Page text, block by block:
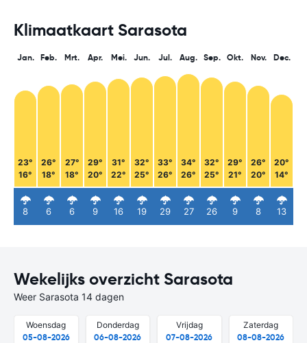
Klimaatkaart Sarasota
Jan.
23°
16°
8
Feb.
26°
18°
6
Mrt.
27°
18°
6
Apr.
29°
20°
9
Mei.
31°
22°
16
Jun.
32°
25°
19
Jul.
33°
26°
29
Aug.
34°
26°
27
Sep.
32°
25°
26
Okt.
29°
21°
9
Nov.
26°
20°
8
Dec.
20°
14°
13
Wekelijks overzicht Sarasota
Weer Sarasota 14 dagen
Woensdag
05-08-2026
Donderdag
06-08-2026
Vrijdag
07-08-2026
Zaterdag
08-08-2026